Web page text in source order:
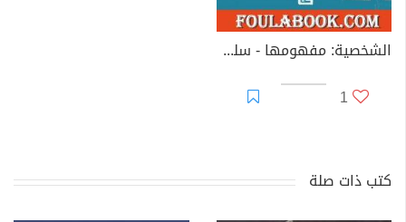
الشخصية: مفهومها - سلوكها - وعلاقتها بالتعلم
1
كتب ذات صلة